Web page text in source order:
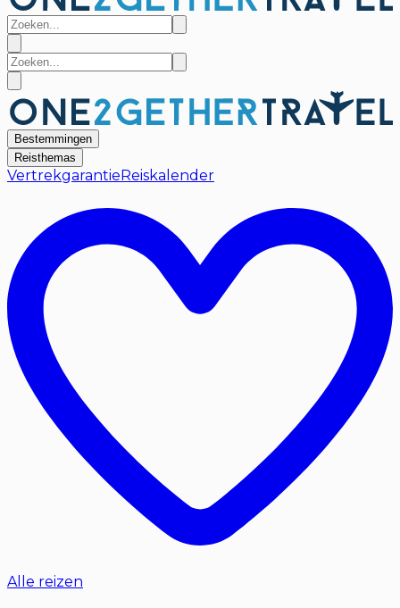
Bestemmingen
Reisthemas
Vertrekgarantie Reiskalender
Alle reizen